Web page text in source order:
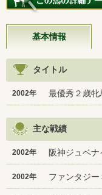
基本情報
タイトル
2002年 最優秀２歳牝
主な戦績
2002年 阪神ジュベ
2002年 ファンタジ